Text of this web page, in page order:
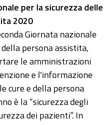
per la sicurezza delle
2020
Giornata nazionale
persona assistita,
le amministrazioni
e l'informazione
cure e della persona
è la “sicurezza degli
dei pazienti”. In